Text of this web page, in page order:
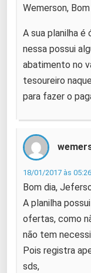
Wemerson,
A sua planilha é
nessa possui
abatimento no
tesoureiro
para fazer o
18/01/2017 às 05:26
Bom dia,
A planilha
ofertas, como
não tem
Pois registra
sds,